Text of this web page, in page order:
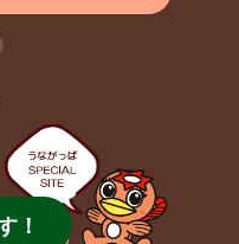
！